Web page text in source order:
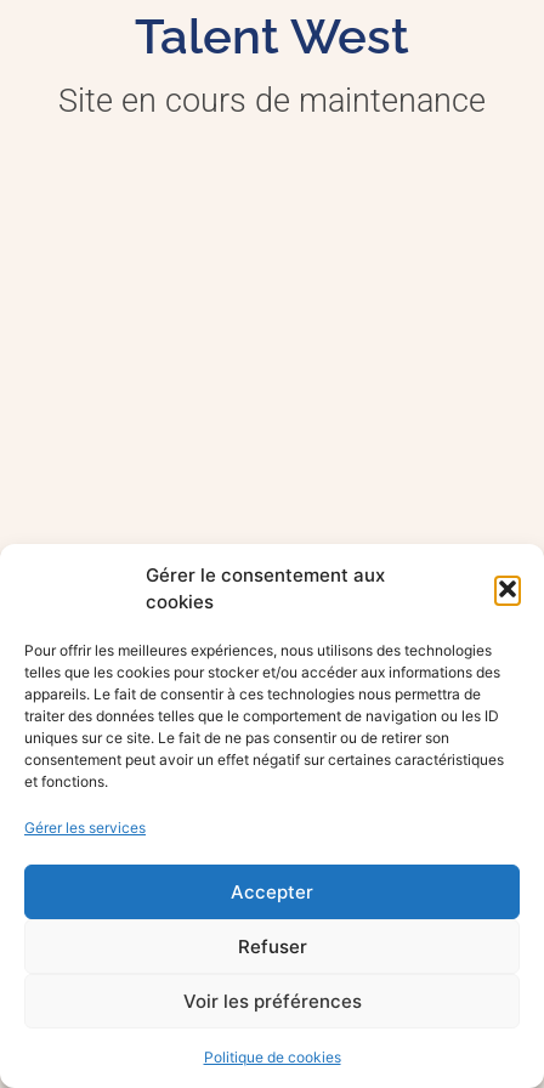
Gérer le consentement aux
cookies
Pour offrir les meilleures expériences, nous utilisons des technologies
telles que les cookies pour stocker et/ou accéder aux informations des
appareils. Le fait de consentir à ces technologies nous permettra de
traiter des données telles que le comportement de navigation ou les ID
uniques sur ce site. Le fait de ne pas consentir ou de retirer son
consentement peut avoir un effet négatif sur certaines caractéristiques
et fonctions.
Gérer les services
Accepter
Refuser
Voir les préférences
Politique de cookies
Talent West
Site en cours de maintenance